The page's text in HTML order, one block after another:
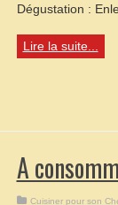
Dégustation :
Lire la suite...
A
Cuisiner pour son